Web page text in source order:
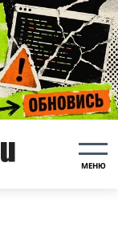
МЕНЮ